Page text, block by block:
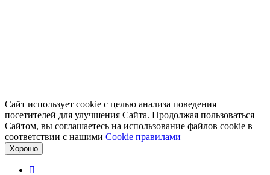
Сайт использует cookie с целью анализа поведения
посетителей для улучшения Сайта. Продолжая пользоваться
Сайтом, вы соглашаетесь на использование файлов cookie в
соответствии с нашими Cookiе правилами
Хорошо